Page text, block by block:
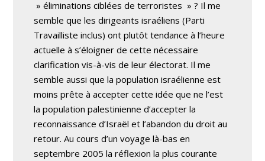
» éliminations ciblées de terroristes » ? Il me
semble que les dirigeants israéliens (Parti
Travailliste inclus) ont plutôt tendance à l’heure
actuelle à s’éloigner de cette nécessaire
clarification vis-à-vis de leur électorat. Il me
semble aussi que la population israélienne est
moins prête à accepter cette idée que ne l’est
la population palestinienne d’accepter la
reconnaissance d’Israël et l’abandon du droit au
retour. Au cours d’un voyage là-bas en
septembre 2005 la réflexion la plus courante